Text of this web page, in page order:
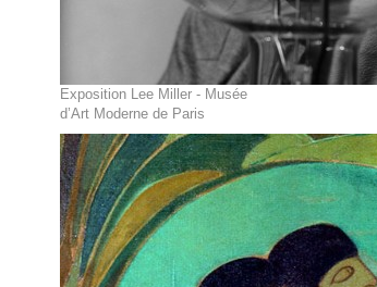
Exposition Lee Miller - Musée
d’Art Moderne de Paris